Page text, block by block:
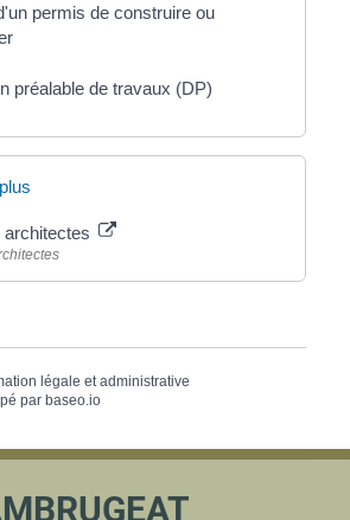
permis de construire ou
préalable de travaux (DP)
légale et administrative
par baseo.io